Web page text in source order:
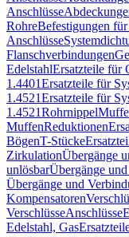
Anschlüsse
RohreBefestigungen
Anschlüsse
Flanschverbindungen
EdelstahlErsatzteile für
1.4401Ersatzteile für
1.4521Ersatzteile für
1.4521Rohrnippel
MuffenReduktionen
BögenT-Stücke
ZirkulationÜbergänge
unlösbarÜbergänge
Übergänge und
Kompensatoren
VerschlüsseAnschlüsse
Edelstahl, Gas